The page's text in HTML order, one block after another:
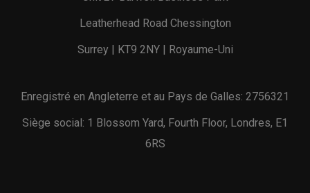
Leatherhead Road Chessington
Surrey | KT9 2NY | Royaume-Uni
Enregistré en Angleterre et au Pays de Galles: 2756321
Siège social: 1 Blossom Yard, Fourth Floor, Londres, E1
6RS